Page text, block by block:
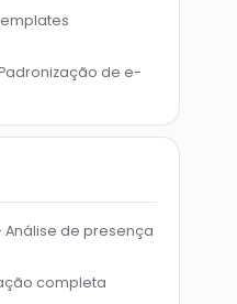
de e-
Análise de presença
completa